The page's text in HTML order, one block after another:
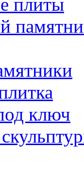
ключ